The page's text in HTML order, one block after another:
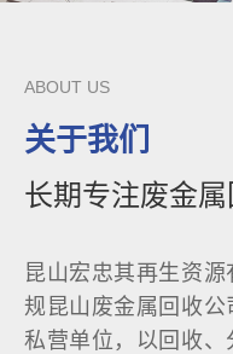
ABOUT US
关于我们
长期专注废金
昆山宏忠其再生资
规昆山废金属回收
私营单位，以回收